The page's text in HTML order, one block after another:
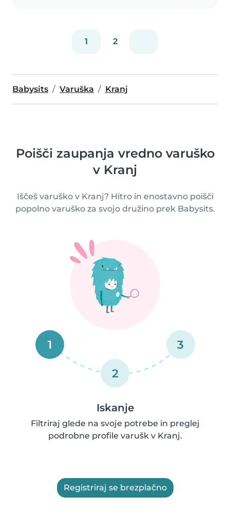
1 2
Babysits Varuška Kranj
Poišči zaupanja vredno varuško
v Kranj
Iščeš varuško v Kranj? Hitro in enostavno poišči
popolno varuško za svojo družino prek Babysits.
1
2
3
Iskanje
Filtriraj glede na svoje potrebe in preglej
podrobne profile varušk v Kranj.
Registriraj se brezplačno